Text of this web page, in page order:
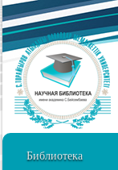
Библиотека